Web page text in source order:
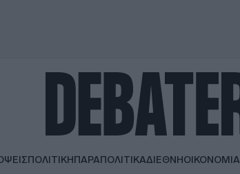
ΠΟΛΙΤΙΚΗΠΑΡΑΠΟΛΙΤΙΚΑΔΙΕΘΝΗΟΙΚΟΝΟΜΙΑ